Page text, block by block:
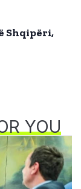
Shqipëri,
YOU